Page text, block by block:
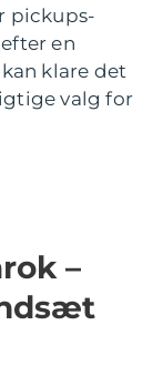
pickups-
en
klare det
valg for
–